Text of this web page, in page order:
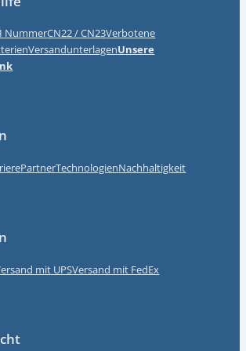
NummerCN22 / CN23Verbotene
VersandunterlagenUnsere
PartnerTechnologienNachhaltigkeit
mit UPSVersand mit FedEx